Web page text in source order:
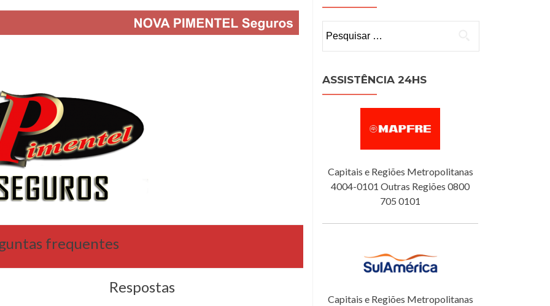
frequentes
Respostas
por:
ASSISTÊNCIA 24HS
Capitais e Regiões Metropolitanas
4004-0101 Outras Regiões 0800
705 0101
Capitais e Regiões Metropolitanas